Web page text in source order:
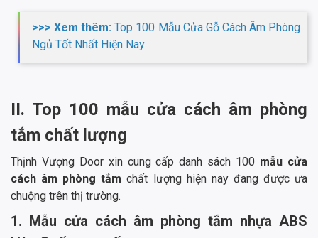
>>> Xem thêm:Top 100 Mẫu Cửa Gỗ Cách Âm Phòng
Ngủ Tốt Nhất Hiện Nay
II. Top 100 mẫu cửa cách âm phòng
tắm chất lượng
Thịnh Vượng Door xin cung cấp danh sách 100 mẫu cửa
cách âm phòng tắm chất lượng hiện nay đang được ưa
chuộng trên thị trường.
1. Mẫu cửa cách âm phòng tắm nhựa ABS